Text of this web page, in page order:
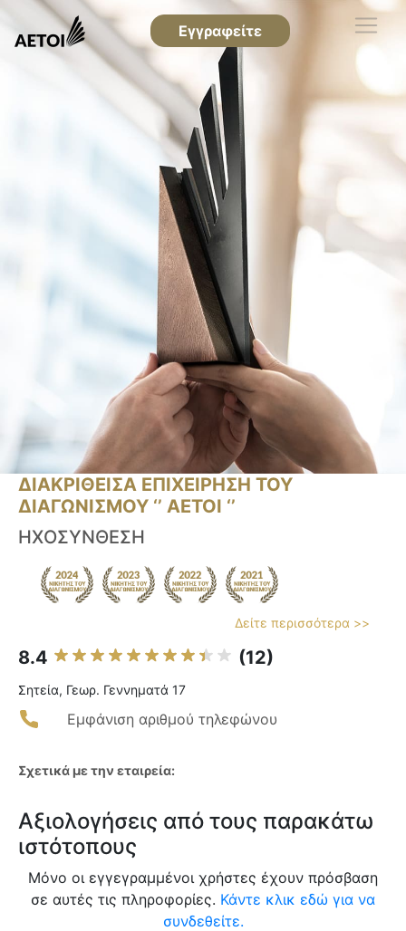
Εγγραφείτε
ΔΙΑΚΡΙΘΕΙΣΑ ΕΠΙΧΕΙΡΗΣΗ ΤΟΥ
ΔΙΑΓΩΝΙΣΜΟΥ ‘’ ΑΕΤΟΙ ‘’
ΗΧΟΣΥΝΘΕΣΗ
Δείτε περισσότερα >>
8.4 (12)
Σητεία, Γεωρ. Γεννηματά 17
Εμφάνιση αριθμού τηλεφώνου
Σχετικά με την εταιρεία:
Αξιολογήσεις από τους παρακάτω
ιστότοπους
Μόνο οι εγγεγραμμένοι χρήστες έχουν πρόσβαση
σε αυτές τις πληροφορίες. Κάντε κλικ εδώ για να
συνδεθείτε.